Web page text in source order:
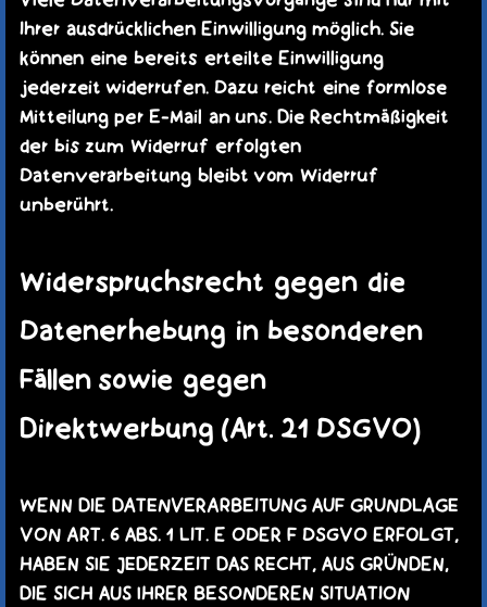
Ihrer ausdrücklichen Einwilligung möglich. Sie
können eine bereits erteilte Einwilligung
jederzeit widerrufen. Dazu reicht eine formlose
Mitteilung per E-Mail an uns. Die Rechtmäßigkeit
der bis zum Widerruf erfolgten
Datenverarbeitung bleibt vom Widerruf
unberührt.
Widerspruchsrecht gegen die
Datenerhebung in besonderen
Fällen sowie gegen
Direktwerbung (Art. 21 DSGVO)
WENN DIE DATENVERARBEITUNG AUF GRUNDLAGE
VON ART. 6 ABS. 1 LIT. E ODER F DSGVO ERFOLGT,
HABEN SIE JEDERZEIT DAS RECHT, AUS GRÜNDEN,
DIE SICH AUS IHRER BESONDEREN SITUATION